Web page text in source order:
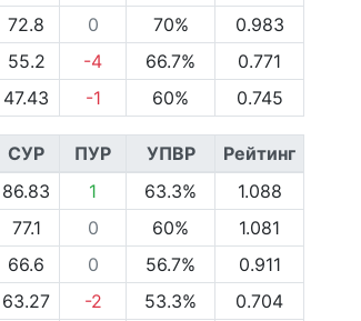
72.8 0 70%
0.983
55.2 -4 66.7%
0.771
47.43 -1 60% 0.745
СУР ПУР УПВР
Рейтинг
86.83 1 63.3%
1.088
77.1 0 60%
1.081
66.6 0 56.7%
0.911
63.27 -2 53.3%
0.704